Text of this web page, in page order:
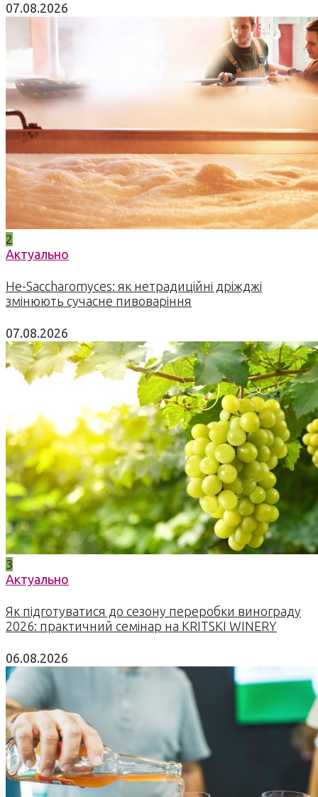
07.08.2026
2
Актуально
Не-Saccharomyces: як нетрадиційні дріжджі
змінюють сучасне пивоваріння
07.08.2026
3
Актуально
Як підготуватися до сезону переробки винограду
2026: практичний семінар на KRITSKI WINERY
06.08.2026